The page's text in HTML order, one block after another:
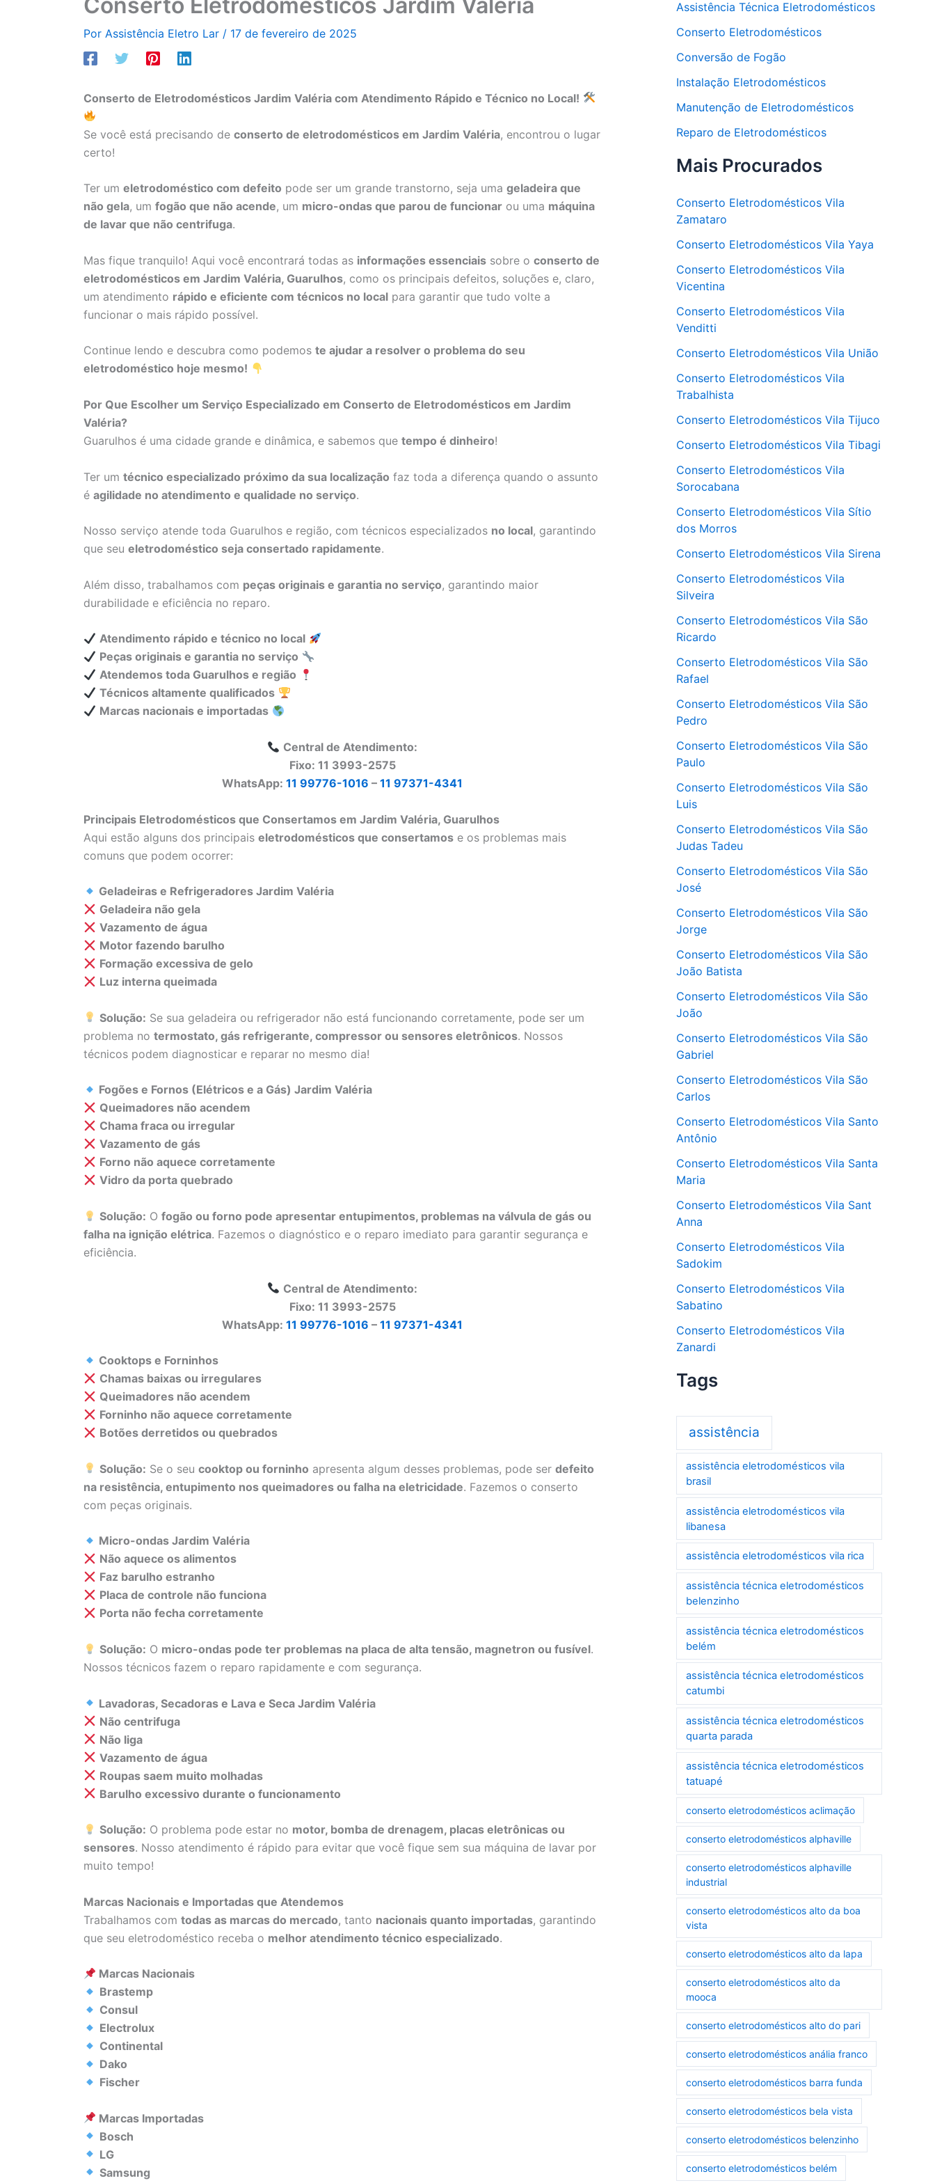
Por Assistência Eletro Lar / 17 de fevereiro de 2025
Conserto de Eletrodomésticos Jardim Valéria com Atendimento Rápido e Técnico no Local!
Se você está precisando de conserto de eletrodomésticos em Jardim Valéria, encontrou o lugar
certo!
Ter um eletrodoméstico com defeito pode ser um grande transtorno, seja uma geladeira que
não gela, um fogão que não acende, um micro-ondas que parou de funcionar ou uma máquina
de lavar que não centrifuga.
Mas fique tranquilo! Aqui você encontrará todas as informações essenciais sobre o conserto de
eletrodomésticos em Jardim Valéria, Guarulhos, como os principais defeitos, soluções e, claro,
um atendimento rápido e eficiente com técnicos no local para garantir que tudo volte a
funcionar o mais rápido possível.
Continue lendo e descubra como podemos te ajudar a resolver o problema do seu
eletrodoméstico hoje mesmo!
Por Que Escolher um Serviço Especializado em Conserto de Eletrodomésticos em Jardim
Valéria?
Guarulhos é uma cidade grande e dinâmica, e sabemos que tempo é dinheiro!
Ter um técnico especializado próximo da sua localização faz toda a diferença quando o assunto
é agilidade no atendimento e qualidade no serviço.
Nosso serviço atende toda Guarulhos e região, com técnicos especializados no local, garantindo
que seu eletrodoméstico seja consertado rapidamente.
Além disso, trabalhamos com peças originais e garantia no serviço, garantindo maior
durabilidade e eficiência no reparo.
Atendimento rápido e técnico no local
Peças originais e garantia no serviço
Atendemos toda Guarulhos e região
Técnicos altamente qualificados
Marcas nacionais e importadas
Central de Atendimento:
Fixo: 11 3993-2575
WhatsApp: 11 99776-1016 – 11 97371-4341
Principais Eletrodomésticos que Consertamos em Jardim Valéria, Guarulhos
Aqui estão alguns dos principais eletrodomésticos que consertamos e os problemas mais
comuns que podem ocorrer:
Geladeiras e Refrigeradores Jardim Valéria
Geladeira não gela
Vazamento de água
Motor fazendo barulho
Formação excessiva de gelo
Luz interna queimada
Solução: Se sua geladeira ou refrigerador não está funcionando corretamente, pode ser um
problema no termostato, gás refrigerante, compressor ou sensores eletrônicos. Nossos
técnicos podem diagnosticar e reparar no mesmo dia!
Fogões e Fornos (Elétricos e a Gás) Jardim Valéria
Queimadores não acendem
Chama fraca ou irregular
Vazamento de gás
Forno não aquece corretamente
Vidro da porta quebrado
Solução: Ofogão ou forno pode apresentar entupimentos, problemas na válvula de gás ou
falha na ignição elétrica. Fazemos o diagnóstico e o reparo imediato para garantir segurança e
eficiência.
Central de Atendimento:
Fixo: 11 3993-2575
WhatsApp: 11 99776-1016 – 11 97371-4341
Cooktops e Forninhos
Chamas baixas ou irregulares
Queimadores não acendem
Forninho não aquece corretamente
Botões derretidos ou quebrados
Solução: Se o seucooktop ou forninho apresenta algum desses problemas, pode serdefeito
na resistência, entupimento nos queimadores ou falha na eletricidade. Fazemos o conserto
com peças originais.
Micro-ondas Jardim Valéria
Não aquece os alimentos
Faz barulho estranho
Placa de controle não funciona
Porta não fecha corretamente
Solução: O micro-ondas pode ter problemas na placa de alta tensão, magnetron ou fusível.
Nossos técnicos fazem o reparo rapidamente e com segurança.
Lavadoras, Secadoras e Lava e Seca Jardim Valéria
Não centrifuga
Não liga
Vazamento de água
Roupas saem muito molhadas
Barulho excessivo durante o funcionamento
Solução: O problema pode estar no motor, bomba de drenagem, placas eletrônicas ou
sensores. Nosso atendimento é rápido para evitar que você fique sem sua máquina de lavar por
muito tempo!
Marcas Nacionais e Importadas que Atendemos
Trabalhamos com todas as marcas do mercado, tanto nacionais quanto importadas, garantindo
que seu eletrodoméstico receba o melhor atendimento técnico especializado.
Marcas Nacionais
Brastemp
Consul
Electrolux
Continental
Dako
Fischer
Marcas Importadas
Bosch
LG
Samsung
Assistência Técnica Eletrodomésticos
Conserto Eletrodomésticos
Conversão de Fogão
Instalação Eletrodomésticos
Manutenção de Eletrodomésticos
Reparo de Eletrodomésticos
Mais Procurados
Conserto Eletrodomésticos Vila
Zamataro
Conserto Eletrodomésticos Vila Yaya
Conserto Eletrodomésticos Vila
Vicentina
Conserto Eletrodomésticos Vila
Venditti
Conserto Eletrodomésticos Vila União
Conserto Eletrodomésticos Vila
Trabalhista
Conserto Eletrodomésticos Vila Tijuco
Conserto Eletrodomésticos Vila Tibagi
Conserto Eletrodomésticos Vila
Sorocabana
Conserto Eletrodomésticos Vila Sítio
dos Morros
Conserto Eletrodomésticos Vila Sirena
Conserto Eletrodomésticos Vila
Silveira
Conserto Eletrodomésticos Vila São
Ricardo
Conserto Eletrodomésticos Vila São
Rafael
Conserto Eletrodomésticos Vila São
Pedro
Conserto Eletrodomésticos Vila São
Paulo
Conserto Eletrodomésticos Vila São
Luis
Conserto Eletrodomésticos Vila São
Judas Tadeu
Conserto Eletrodomésticos Vila São
José
Conserto Eletrodomésticos Vila São
Jorge
Conserto Eletrodomésticos Vila São
João Batista
Conserto Eletrodomésticos Vila São
João
Conserto Eletrodomésticos Vila São
Gabriel
Conserto Eletrodomésticos Vila São
Carlos
Conserto Eletrodomésticos Vila Santo
Antônio
Conserto Eletrodomésticos Vila Santa
Maria
Conserto Eletrodomésticos Vila Sant
Anna
Conserto Eletrodomésticos Vila
Sadokim
Conserto Eletrodomésticos Vila
Sabatino
Conserto Eletrodomésticos Vila
Zanardi
Tags
assistência
assistência eletrodomésticos vila
brasil
assistência eletrodomésticos vila
libanesa
assistência eletrodomésticos vila rica
assistência técnica eletrodomésticos
belenzinho
assistência técnica eletrodomésticos
belém
assistência técnica eletrodomésticos
catumbi
assistência técnica eletrodomésticos
quarta parada
assistência técnica eletrodomésticos
tatuapé
conserto eletrodomésticos aclimação
conserto eletrodomésticos alphaville
conserto eletrodomésticos alphaville
industrial
conserto eletrodomésticos alto da boa
vista
conserto eletrodomésticos alto da lapa
conserto eletrodomésticos alto da
mooca
conserto eletrodomésticos alto do pari
conserto eletrodomésticos anália franco
conserto eletrodomésticos barra funda
conserto eletrodomésticos bela vista
conserto eletrodomésticos belenzinho
conserto eletrodomésticos belém